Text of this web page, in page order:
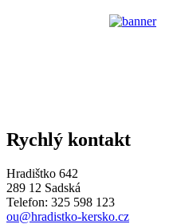
Rychlý kontakt
Hradištko 642
289 12 Sadská
Telefon: 325 598 123
ou@hradistko-kersko.cz